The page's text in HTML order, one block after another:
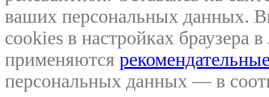
ваших персональных данных.
cookies в настройках браузера
применяются
персональных данных — в